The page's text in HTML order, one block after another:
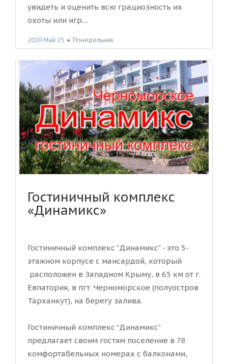
увидеть и оценить всю грациозность их
охоты или игр....
2020 Май 25 ● Понедельник
Гостиничный комплекс
«Динамикс»
Гостиничный комплекс "Динамикс" - это 5-
этажном корпусе с мансардой, который
расположен в Западном Крыму, в 65 км от г.
Евпатория, в пгт. Черноморское (полуостров
Тарханкут), на берегу залива.
Гостиничный комплекс "Динамикс"
предлагает своим гостям поселение в 78
комфортабельных номерах с балконами,